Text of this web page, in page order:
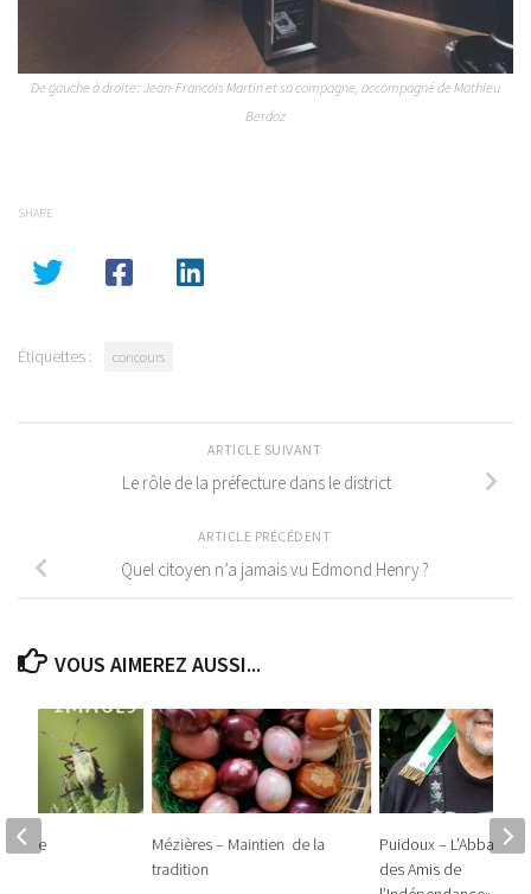
De gauche à droite : Jean-Francois Martin et sa compagne, accompagné de Mathieu
Berdoz
SHARE
Étiquettes : concours
ARTICLE SUIVANT
Le rôle de la préfecture dans le district
ARTICLE PRÉCÉDENT
Quel citoyen n’a jamais vu Edmond Henry ?
VOUS AIMEREZ AUSSI...
Mézières – Maintien de la
tradition
Puidoux – L’Abbaye
des Amis de